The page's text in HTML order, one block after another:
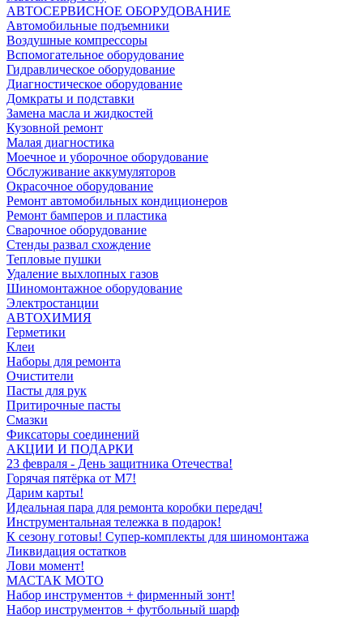
АВТОСЕРВИСНОЕ ОБОРУДОВАНИЕ
Автомобильные подъемники
Воздушные компрессоры
Вспомогательное оборудование
Гидравлическое оборудование
Диагностическое оборудование
Домкраты и подставки
Замена масла и жидкостей
Кузовной ремонт
Малая диагностика
Моечное и уборочное оборудование
Обслуживание аккумуляторов
Окрасочное оборудование
Ремонт автомобильных кондиционеров
Ремонт бамперов и пластика
Сварочное оборудование
Стенды развал схождение
Тепловые пушки
Удаление выхлопных газов
Шиномонтажное оборудование
Электростанции
АВТОХИМИЯ
Герметики
Клеи
Наборы для ремонта
Очистители
Пасты для рук
Притирочные пасты
Смазки
Фиксаторы соединений
АКЦИИ И ПОДАРКИ
23 февраля - День защитника Отечества!
Горячая пятёрка от M7!
Дарим карты!
Идеальная пара для ремонта коробки передач!
Инструментальная тележка в подарок!
К сезону готовы! Супер-комплекты для шиномонтажа
Ликвидация остатков
Лови момент!
МАСТАК МОТО
Набор инструментов + фирменный зонт!
Набор инструментов + футбольный шарф